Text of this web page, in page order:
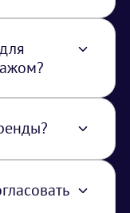
и
но за
залог в
Сумма залог
заказ
вашего
его